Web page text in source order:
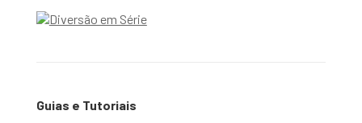
Guias e Tutoriais